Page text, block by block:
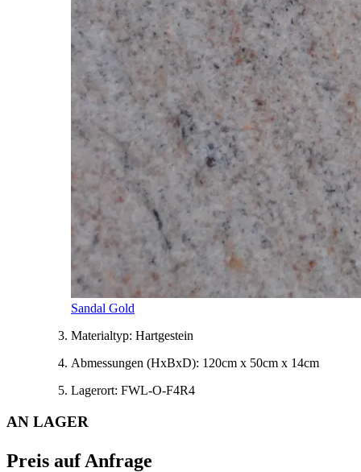
Sandal Gold
Materialtyp: Hartgestein
Abmessungen (HxBxD): 120cm x 50cm x 14cm
Lagerort: FWL-O-F4R4
AN LAGER
Preis auf Anfrage